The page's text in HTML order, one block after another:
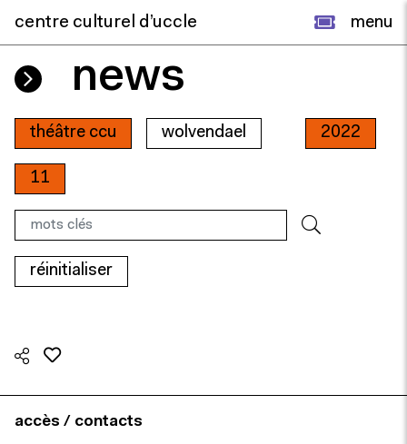
centre culturel d’uccle menu
news
théâtre ccu wolvendael 2022
11
réinitialiser
accès / contacts